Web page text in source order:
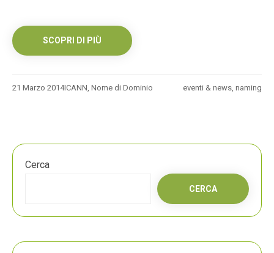
SCOPRI DI PIÙ
21 Marzo 2014 eventi & news, naming
ICANN, Nome di Dominio
Cerca
CERCA